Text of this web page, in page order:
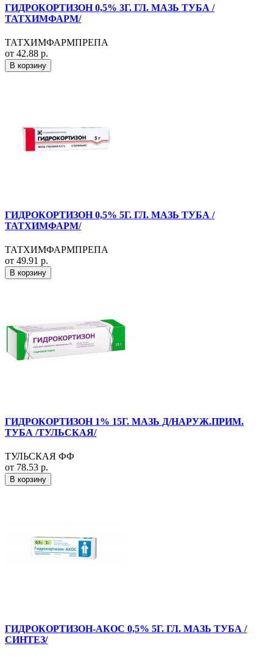
ГИДРОКОРТИЗОН 0,5% 3Г. ГЛ. МАЗЬ ТУБА /
ТАТХИМФАРМ/
ТАТХИМФАРМПРЕПА
от 42.88 р.
В корзину
ГИДРОКОРТИЗОН 0,5% 5Г. ГЛ. МАЗЬ ТУБА /
ТАТХИМФАРМ/
ТАТХИМФАРМПРЕПА
от 49.91 р.
В корзину
ГИДРОКОРТИЗОН 1% 15Г. МАЗЬ Д/НАРУЖ.ПРИМ.
ТУБА /ТУЛЬСКАЯ/
ТУЛЬСКАЯ ФФ
от 78.53 р.
В корзину
ГИДРОКОРТИЗОН-АКОС 0,5% 5Г. ГЛ. МАЗЬ ТУБА /
СИНТЕЗ/